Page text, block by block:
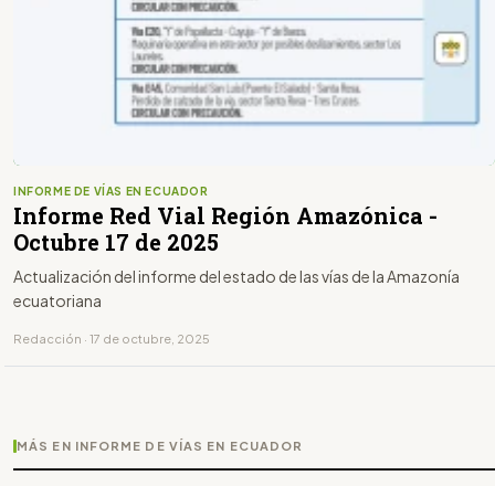
INFORME DE VÍAS EN ECUADOR
Informe Red Vial Región Amazónica -
Octubre 17 de 2025
Actualización del informe del estado de las vías de la Amazonía
ecuatoriana
Redacción · 17 de octubre, 2025
MÁS EN INFORME DE VÍAS EN ECUADOR